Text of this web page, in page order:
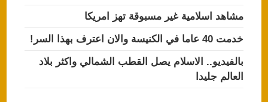
مشاهد اسلامية غير مسبوقة تهز امريكا
خدمت 40 عاما في الكنيسة والان اعترف بهذا السر!
بالفيديو.. الاسلام يصل القطب الشمالي واكثر بلاد
العالم جليدا